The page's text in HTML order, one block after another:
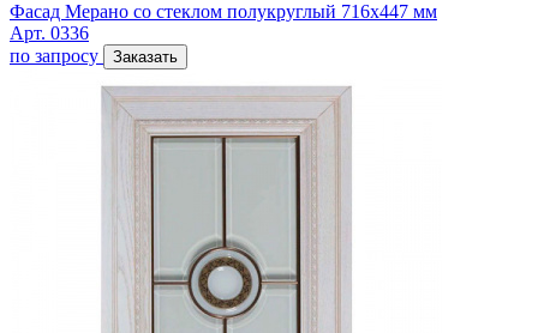
Фасад Мерано со стеклом полукруглый 716х447 мм
Арт. 0336
по запросу
Заказать